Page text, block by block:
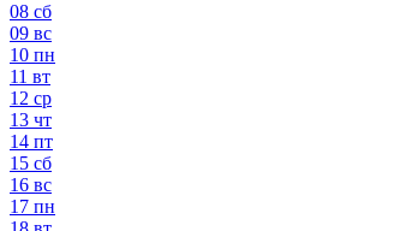
08 сб
09 вс
10 пн
11 вт
12 ср
13 чт
14 пт
15 сб
16 вс
17 пн